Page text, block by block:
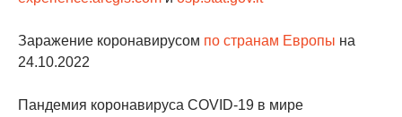
Заражение коронавирусом по странам Европы на
24.10.2022
Пандемия коронавируса COVID-19 в мире